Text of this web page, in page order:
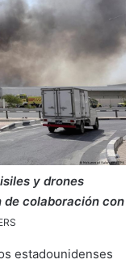
y drones
de colaboración con
estadounidenses